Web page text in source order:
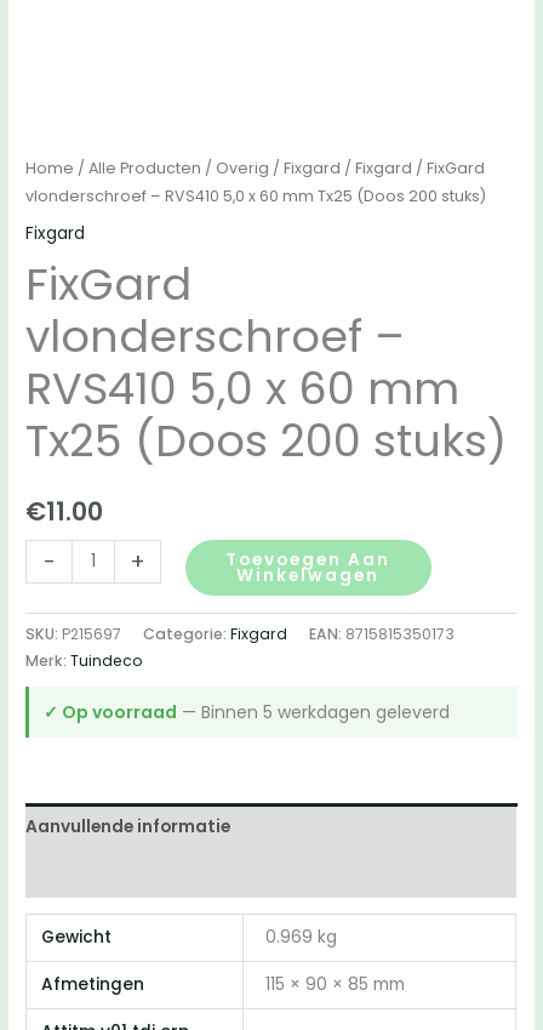
Home /Alle Producten / Overig /Fixgard /Fixgard / FixGard
vlonderschroef – RVS410 5,0 x 60 mm Tx25 (Doos 200 stuks)
Fixgard
FixGard
vlonderschroef –
RVS410 5,0 x 60 mm
Tx25 (Doos 200 stuks)
€11.00
-
vlonderschroef
-
RVS410
60
(Doos
aantal
+ Toevoegen Aan
Winkelwagen
SKU: P215697 Categorie:Fixgard EAN: 8715815350173
Merk:Tuindeco
✓ Op voorraad — Binnen 5 werkdagen geleverd
Aanvullende informatie
Gewicht 0.969 kg
Afmetingen 115 × 90 × 85 mm